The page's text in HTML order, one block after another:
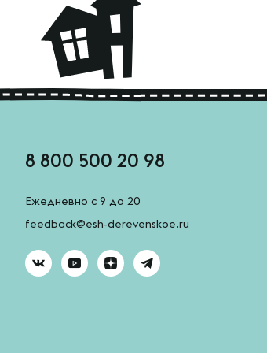
8 800 500 20 98
Ежедневно с 9 до 20
feedback@esh-derevenskoe.ru